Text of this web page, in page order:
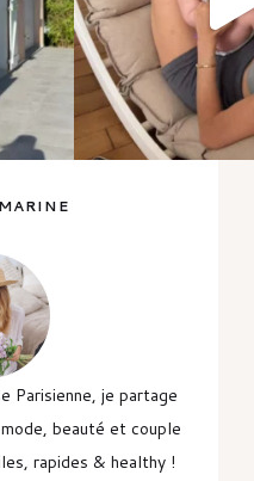
MARINE
Parisienne, je partage
beauté et couple
rapides & healthy !